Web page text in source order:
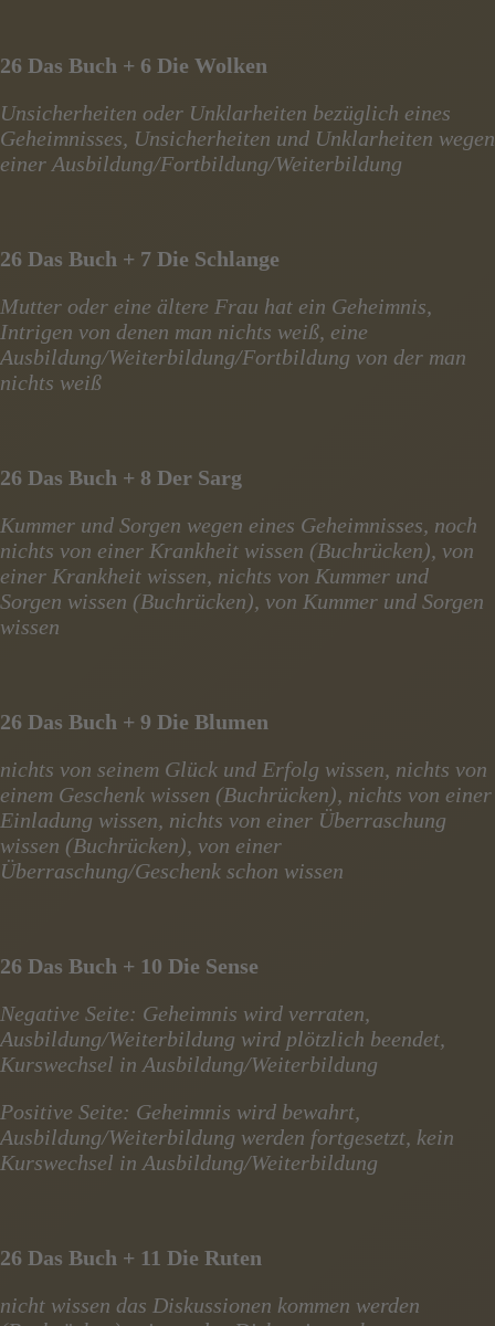
26 Das Buch + 6 Die Wolken
Unsicherheiten oder Unklarheiten bezüglich eines
Geheimnisses, Unsicherheiten und Unklarheiten wegen
einer Ausbildung/Fortbildung/Weiterbildung
26 Das Buch + 7 Die Schlange
Mutter oder eine ältere Frau hat ein Geheimnis,
Intrigen von denen man nichts weiß, eine
Ausbildung/Weiterbildung/Fortbildung von der man
nichts weiß
26 Das Buch + 8 Der Sarg
Kummer und Sorgen wegen eines Geheimnisses, noch
nichts von einer Krankheit wissen (Buchrücken), von
einer Krankheit wissen, nichts von Kummer und
Sorgen wissen (Buchrücken), von Kummer und Sorgen
wissen
26 Das Buch + 9 Die Blumen
nichts von seinem Glück und Erfolg wissen, nichts von
einem Geschenk wissen (Buchrücken), nichts von einer
Einladung wissen, nichts von einer Überraschung
wissen (Buchrücken), von einer
Überraschung/Geschenk schon wissen
26 Das Buch + 10 Die Sense
Negative Seite: Geheimnis wird verraten,
Ausbildung/Weiterbildung wird plötzlich beendet,
Kurswechsel in Ausbildung/Weiterbildung
Positive Seite: Geheimnis wird bewahrt,
Ausbildung/Weiterbildung werden fortgesetzt, kein
Kurswechsel in Ausbildung/Weiterbildung
26 Das Buch + 11 Die Ruten
nicht wissen das Diskussionen kommen werden